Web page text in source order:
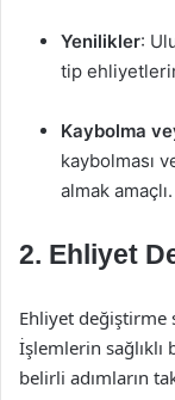
Yenilikler:
tip
Kaybolma
kaybolması
almak amaçlı.
2. Ehliyet
Ehliyet değiştirme
İşlemlerin
belirli adımların